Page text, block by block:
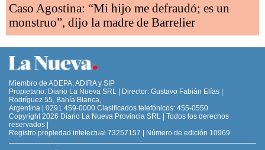
Caso Agostina: “Mi hijo me defraudó; es un
monstruo”, dijo la madre de Barrelier
Miembro de ADEPA, ADIRA y SIP
Propietario: Diario La Nueva SRL | Director: Gustavo Fabián Elías |
Rodríguez 55, Bahía Blanca,
Argentina | 0291 459-0000 Clasificados telefónicos: 455-0550
Copyright 2026 Diario La Nueva Provincia SRL | Todos los derechos
reservados |
Registro propiedad intelectual 73257157 | Número de edición 10969